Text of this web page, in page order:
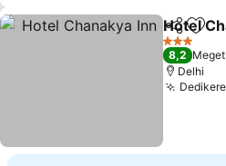
Del Føj
Hotel
3 Stjerner
8,2
Delhi